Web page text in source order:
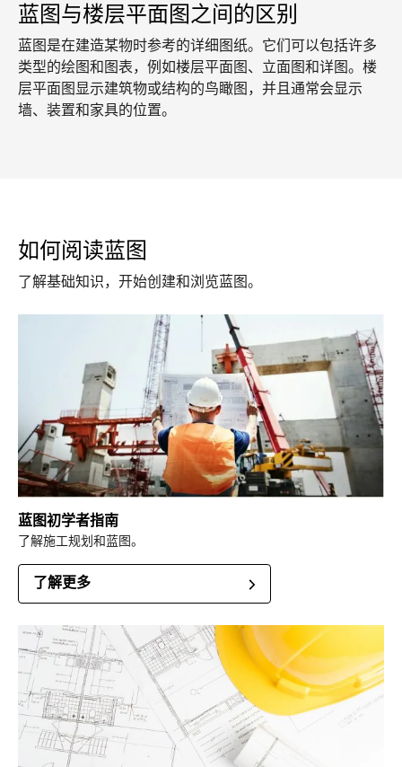
蓝图与楼层平面图之间的区别
蓝图是在建造某物时参考的详细图纸。它们可以包括许多
类型的绘图和图表，例如楼层平面图、立面图和详图。楼
层平面图显示建筑物或结构的鸟瞰图，并且通常会显示
墙、装置和家具的位置。
如何阅读蓝图
了解基础知识，开始创建和浏览蓝图。
蓝图初学者指南
了解施工规划和蓝图。
了解更多